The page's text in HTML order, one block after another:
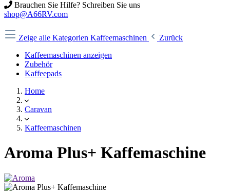
Brauchen Sie Hilfe? Schreiben Sie uns
shop@A66RV.com
Zeige alle Kategorien Kaffeemaschinen
Zurück
Kaffeemaschinen anzeigen
Zubehör
Kaffeepads
Home
Caravan
Kaffeemaschinen
Aroma Plus+ Kaffemaschine